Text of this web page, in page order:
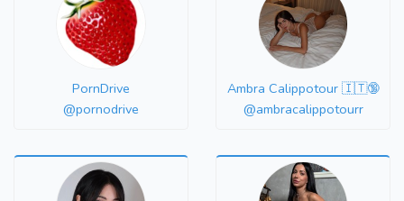
PornDrive
@pornodrive
Ambra Calippotour 🇮🇹🔞
@ambracalippotourr